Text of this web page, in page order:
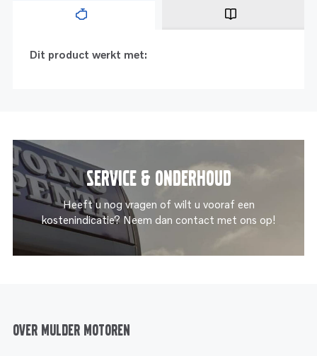
Dit product werkt met:
Service & onderhoud
Heeft u nog vragen of wilt u vooraf een
kostenindicatie? Neem dan contact met ons op!
Over Mulder Motoren